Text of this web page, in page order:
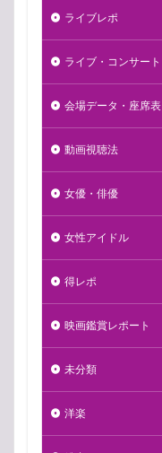
ライブレポ
ライブ・コンサート
会場データ・座席表
動画視聴法
女優・俳優
女性アイドル
得レポ
映画鑑賞レポート
未分類
洋楽